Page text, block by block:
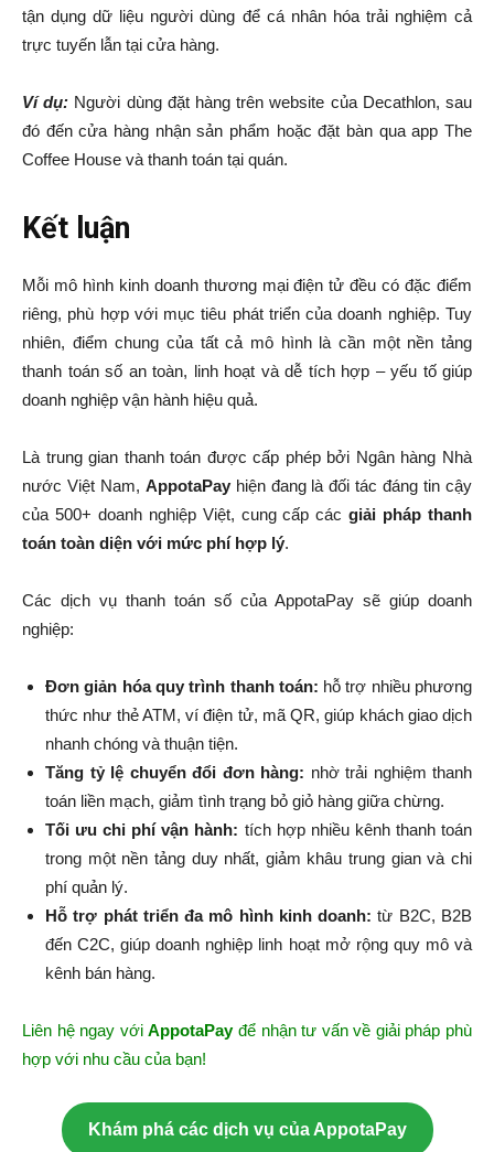
tận dụng dữ liệu người dùng để cá nhân hóa trải nghiệm cả
trực tuyến lẫn tại cửa hàng.
Ví dụ: Người dùng đặt hàng trên website của Decathlon, sau
đó đến cửa hàng nhận sản phẩm hoặc đặt bàn qua app The
Coffee House và thanh toán tại quán.
Kết luận
Mỗi mô hình kinh doanh thương mại điện tử đều có đặc điểm
riêng, phù hợp với mục tiêu phát triển của doanh nghiệp. Tuy
nhiên, điểm chung của tất cả mô hình là cần một nền tảng
thanh toán số an toàn, linh hoạt và dễ tích hợp – yếu tố giúp
doanh nghiệp vận hành hiệu quả.
Là trung gian thanh toán được cấp phép bởi Ngân hàng Nhà
nước Việt Nam, AppotaPayhiện đang là đối tác đáng tin cậy
của 500+ doanh nghiệp Việt, cung cấp cácgiải pháp thanh
toán toàn diện với mức phí hợp lý.
Các dịch vụ thanh toán số của AppotaPay sẽ giúp doanh
nghiệp:
Đơn giản hóa quy trình thanh toán: hỗ trợ nhiều phương
thức như thẻ ATM, ví điện tử, mã QR, giúp khách giao dịch
nhanh chóng và thuận tiện.
Tăng tỷ lệ chuyển đổi đơn hàng: nhờ trải nghiệm thanh
toán liền mạch, giảm tình trạng bỏ giỏ hàng giữa chừng.
Tối ưu chi phí vận hành: tích hợp nhiều kênh thanh toán
trong một nền tảng duy nhất, giảm khâu trung gian và chi
phí quản lý.
Hỗ trợ phát triển đa mô hình kinh doanh: từ B2C, B2B
đến C2C, giúp doanh nghiệp linh hoạt mở rộng quy mô và
kênh bán hàng.
Liên hệ ngay vớiAppotaPayđể nhận tư vấn về giải pháp phù
hợp với nhu cầu của bạn!
Khám phá các dịch vụ của AppotaPay